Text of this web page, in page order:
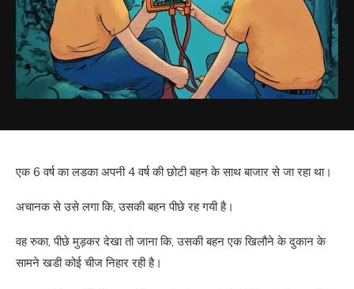
एक 6 वर्ष का लडका अपनी 4 वर्ष की छोटी बहन के साथ बाजार से जा रहा था।
अचानक से उसे लगा कि, उसकी बहन पीछे रह गयी है।
वह रुका, पीछे मुड़कर देखा तो जाना कि, उसकी बहन एक खिलौने के दुकान के
सामने खडी कोई चीज निहार रही है।